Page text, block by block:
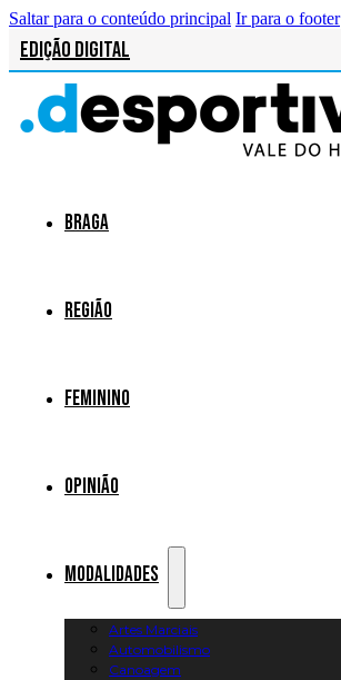
Saltar para o conteúdo principal Ir para o footer
Edição Digital
Braga
Região
Feminino
Opinião
Modalidades
Artes Marciais
Automobilismo
Canoagem